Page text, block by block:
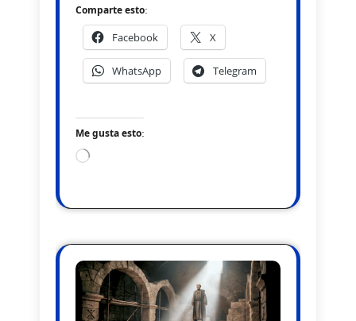
Comparte esto:
Facebook X
WhatsApp Telegram
Me gusta esto:
Loading…